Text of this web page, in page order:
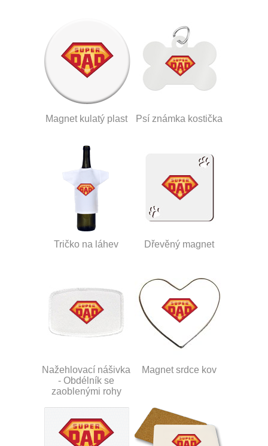
Magnet kulatý plast Psí známka kostička
Tričko na láhev Dřevěný magnet
Nažehlovací nášivka
- Obdélník se
zaoblenými rohy
Magnet srdce kov